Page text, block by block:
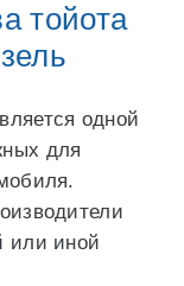
тойота
одной
для
или иной